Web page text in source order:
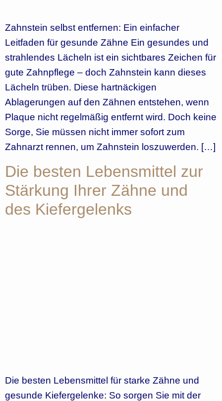
Zahnstein selbst entfernen: Ein einfacher
Leitfaden für gesunde Zähne Ein gesundes und
strahlendes Lächeln ist ein sichtbares Zeichen für
gute Zahnpflege – doch Zahnstein kann dieses
Lächeln trüben. Diese hartnäckigen
Ablagerungen auf den Zähnen entstehen, wenn
Plaque nicht regelmäßig entfernt wird. Doch keine
Sorge, Sie müssen nicht immer sofort zum
Zahnarzt rennen, um Zahnstein loszuwerden. […]
Die besten Lebensmittel zur
Stärkung Ihrer Zähne und
des Kiefergelenks
Die besten Lebensmittel für starke Zähne und
gesunde Kiefergelenke: So sorgen Sie mit der